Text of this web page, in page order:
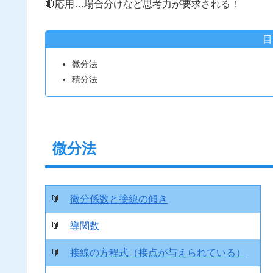
🔴応用…場合分けなど思考力が要求される！
微分法
積分法
微分法
🔰 微分係数と接線の傾き
🔰 導関数
🔰 接線の方程式（接点が与えられている）